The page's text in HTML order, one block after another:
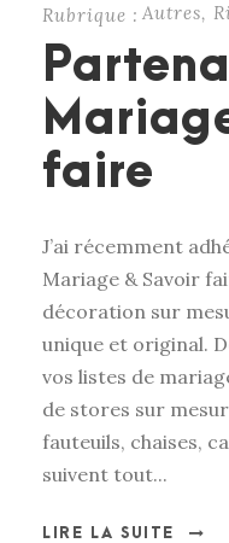
Rubrique : Autres,
faire
J’ai récemment
Mariage & Savoir
décoration sur
unique et original.
vos listes de
de stores sur
fauteuils, chaises,
suivent tout...
LIRE LA SUITE